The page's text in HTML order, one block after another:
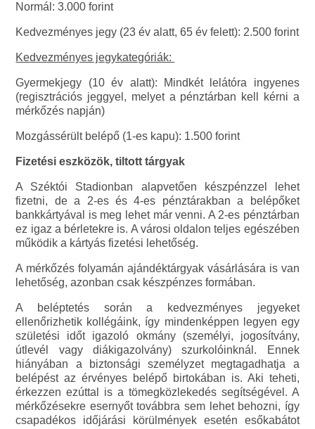
Normál: 3.000 forint
Kedvezményes jegy (23 év alatt, 65 év felett): 2.500 forint
Kedvezményes jegykategóriák:
Gyermekjegy (10 év alatt): Mindkét lelátóra ingyenes
(regisztrációs jeggyel, melyet a pénztárban kell kérni a
mérkőzés napján)
Mozgássérült belépő (1-es kapu): 1.500 forint
Fizetési eszközök, tiltott tárgyak
A Széktói Stadionban alapvetően készpénzzel lehet
fizetni, de a 2-es és 4-es pénztárakban a belépőket
bankkártyával is meg lehet már venni. A 2-es pénztárban
ez igaz a bérletekre is. A városi oldalon teljes egészében
működik a kártyás fizetési lehetőség.
A mérkőzés folyamán ajándéktárgyak vásárlására is van
lehetőség, azonban csak készpénzes formában.
A beléptetés során a kedvezményes jegyeket
ellenőrizhetik kollégáink, így mindenképpen legyen egy
születési időt igazoló okmány (személyi, jogosítvány,
útlevél vagy diákigazolvány) szurkolóinknál. Ennek
hiányában a biztonsági személyzet megtagadhatja a
belépést az érvényes belépő birtokában is. Aki teheti,
érkezzen ezúttal is a tömegközlekedés segítségével. A
mérkőzésekre esernyőt továbbra sem lehet behozni, így
csapadékos időjárási körülmények esetén esőkabátot